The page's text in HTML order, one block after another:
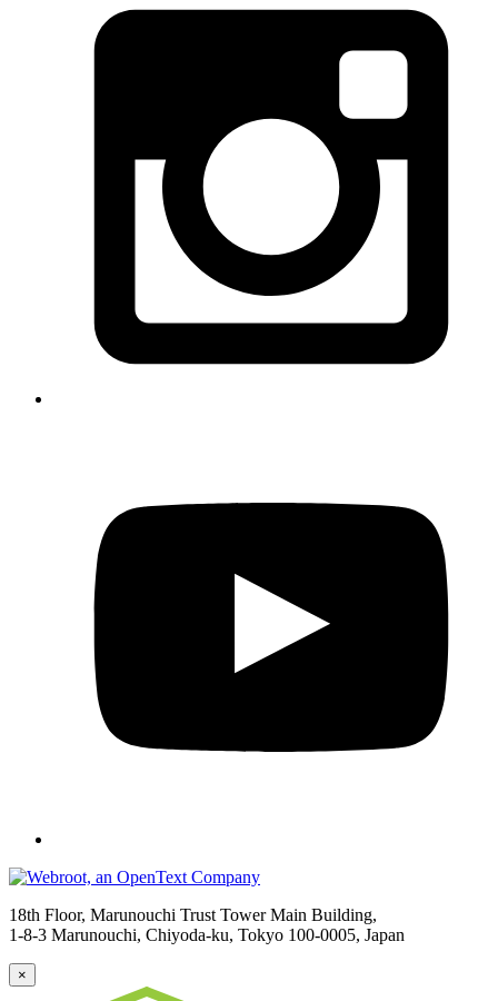
18th Floor, Marunouchi Trust Tower Main Building,
1-8-3 Marunouchi, Chiyoda-ku, Tokyo 100-0005, Japan
×